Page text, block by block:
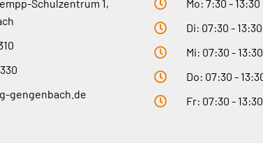
Schulzentrum 1,
gengenbach.de
Mo: 7:30 -
Di: 07:30 -
Mi: 07:30 -
Do: 07:30 -
Fr: 07:30 -